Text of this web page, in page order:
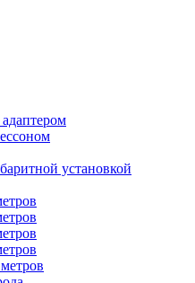
установкой